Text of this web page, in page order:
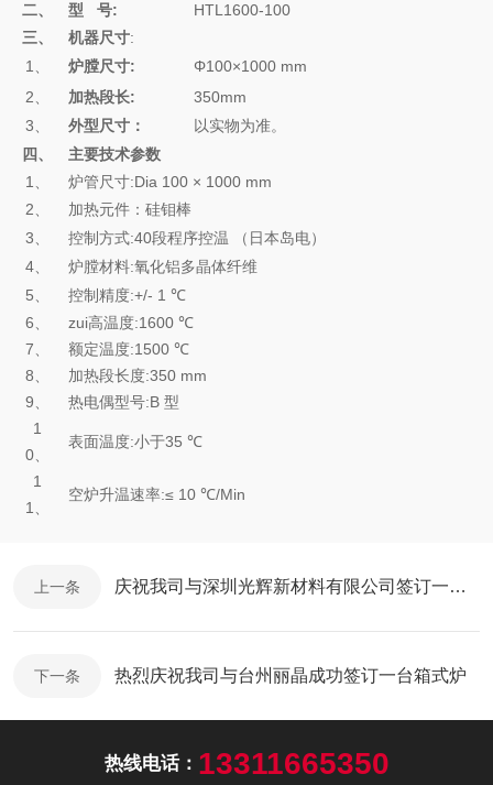
二、
型 号:
HTL1600-100
三、
机器尺寸:
1
炉膛尺寸: Φ100×1000 mm
2
加热段长:
350mm
3
外型尺寸：
以实物为准。
四、
主要技术参数
1
炉管尺寸:Dia 100 × 1000 mm
2
加热元件：硅钼棒
3
控制方式:40段程序控温 （日本岛电）
4、 炉膛材料:氧化铝多晶体纤维
5
控制精度:+/- 1℃
6
zui高温度:1600℃
7
额定温度:1500℃
8
加热段长度:350 mm
9
热电偶型号:B型
1
0、
表面温度:小于35℃
1
1
空炉升温速率:≤ 10℃/Min
上一条 庆祝我司与深圳光辉新材料有限公司签订一台气氛炉
下一条 热烈庆祝我司与台州丽晶成功签订一台箱式炉
热线电话： 13311665350